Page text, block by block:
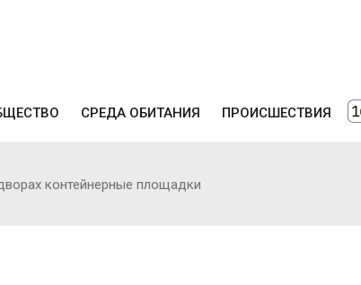
СРЕДА ОБИТАНИЯ ПРОИСШЕСТВИЯ
контейнерные площадки